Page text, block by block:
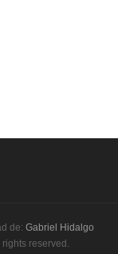
de: Gabriel Hidalgo
reserved.